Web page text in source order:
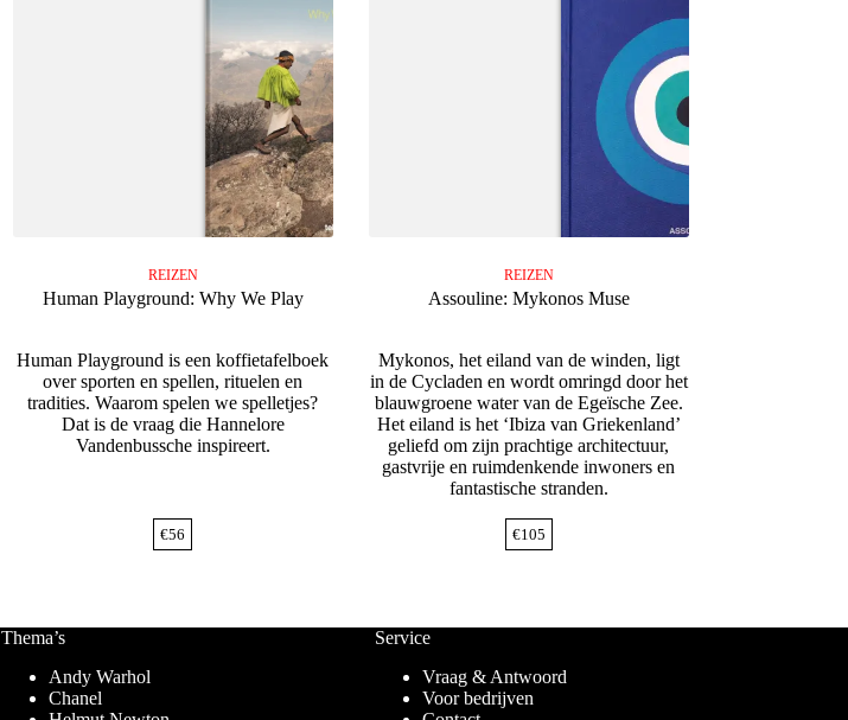
REIZEN
Human Playground: Why We Play
Human Playground is een koffietafelboek
over sporten en spellen, rituelen en
tradities. Waarom spelen we spelletjes?
Dat is de vraag die Hannelore
Vandenbussche inspireert.
€56
REIZEN
Assouline: Mykonos Muse
Mykonos, het eiland van de winden, ligt
in de Cycladen en wordt omringd door het
blauwgroene water van de Egeïsche Zee.
Het eiland is het ‘Ibiza van Griekenland’
geliefd om zijn prachtige architectuur,
gastvrije en ruimdenkende inwoners en
fantastische stranden.
€105
Thema’s
Andy Warhol
Chanel
Service
Vraag & Antwoord
Voor bedrijven